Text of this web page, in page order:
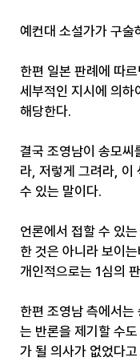
예컨대 소설가가 구술
한편 일본 판례에 따
세부적인 지시에 의하
해당한다.
결국 조영남이 송모씨
라, 저렇게 그려라, 이
수 있는 말이다.
언론에서 접할 수 있
한 것은 아니라 보이
개인적으로는 1심의
한편 조영남 측에서
는 반론을 제기할 수
가 될 의사가 없었다